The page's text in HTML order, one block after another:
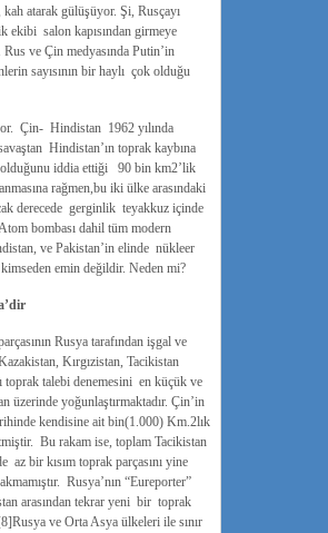
atarak gülüşüyor. Şi, Rusçayı
salon kapısından girmeye
ve Çin medyasında Putin’in
sayısının bir haylı çok olduğu
Çin- Hindistan 1962 yılında
Hindistan’ın toprak kaybına
olduğunu iddia ettiği 90 bin km2’lik
rağmen,bu iki ülke arasındaki
derecede gerginlik teyakkuz içinde
bombası dahil tüm modern
ve Pakistan’in elinde nükleer
emin değildir. Neden mi?
Rusya tarafından işgal ve
Kırgızistan, Tacikistan
toprak talebi denemesini en küçük ve
yoğunlaştırmaktadır. Çin’in
kendisine ait bin(1.000) Km.2lık
Bu rakam ise, toplam Tacikistan
bir kısım toprak parçasını yine
Rusya’nın “Eureporter”
arasından tekrar yeni bir toprak
ve Orta Asya ülkeleri ile sınır